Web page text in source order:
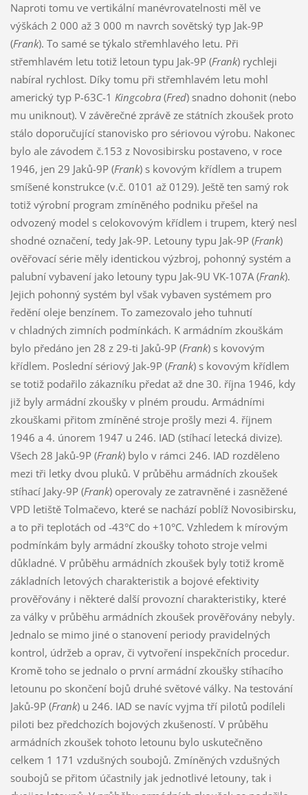
Naproti tomu ve vertikální manévrovatelnosti měl ve
výškách 2 000 až 3 000 m navrch sovětský typ Jak-9P
(Frank). To samé se týkalo střemhlavého letu. Při
střemhlavém letu totiž letoun typu Jak-9P (Frank) rychleji
nabíral rychlost. Díky tomu při střemhlavém letu mohl
americký typ P-63C-1 Kingcobra(Fred) snadno dohonit (nebo
mu uniknout). V závěrečné zprávě ze státních zkoušek proto
stálo doporučující stanovisko pro sériovou výrobu. Nakonec
bylo ale závodem č.153 z Novosibirsku postaveno, v roce
1946, jen 29 Jaků-9P (Frank) s kovovým křídlem a trupem
smíšené konstrukce (v.č. 0101 až 0129). Ještě ten samý rok
totiž výrobní program zmíněného podniku přešel na
odvozený model s celokovovým křídlem i trupem, který nesl
shodné označení, tedy Jak-9P. Letouny typu Jak-9P (Frank)
ověřovací série měly identickou výzbroj, pohonný systém a
palubní vybavení jako letouny typu Jak-9U VK-107A (Frank).
Jejich pohonný systém byl však vybaven systémem pro
ředění oleje benzínem. To zamezovalo jeho tuhnutí
v chladných zimních podmínkách. K armádním zkouškám
bylo předáno jen 28 z 29-ti Jaků-9P (Frank) s kovovým
křídlem. Poslední sériový Jak-9P (Frank) s kovovým křídlem
se totiž podařilo zákazníku předat až dne 30. října 1946, kdy
již byly armádní zkoušky v plném proudu. Armádními
zkouškami přitom zmíněné stroje prošly mezi 4. říjnem
1946 a 4. únorem 1947 u 246. IAD (stíhací letecká divize).
Všech 28 Jaků-9P (Frank) bylo v rámci 246. IAD rozděleno
mezi tři letky dvou pluků. V průběhu armádních zkoušek
stíhací Jaky-9P (Frank) operovaly ze zatravněné i zasněžené
VPD letiště Tolmačevo, které se nachází poblíž Novosibirsku,
a to při teplotách od -43°C do +10°C. Vzhledem k mírovým
podmínkám byly armádní zkoušky tohoto stroje velmi
důkladné. V průběhu armádních zkoušek byly totiž kromě
základních letových charakteristik a bojové efektivity
prověřovány i některé další provozní charakteristiky, které
za války v průběhu armádních zkoušek prověřovány nebyly.
Jednalo se mimo jiné o stanovení periody pravidelných
kontrol, údržeb a oprav, či vytvoření inspekčních procedur.
Kromě toho se jednalo o první armádní zkoušky stíhacího
letounu po skončení bojů druhé světové války. Na testování
Jaků-9P (Frank) u 246. IAD se navíc vyjma tří pilotů podíleli
piloti bez předchozích bojových zkušeností. V průběhu
armádních zkoušek tohoto letounu bylo uskutečněno
celkem 1 171 vzdušných soubojů. Zmíněných vzdušných
soubojů se přitom účastnily jak jednotlivé letouny, tak i